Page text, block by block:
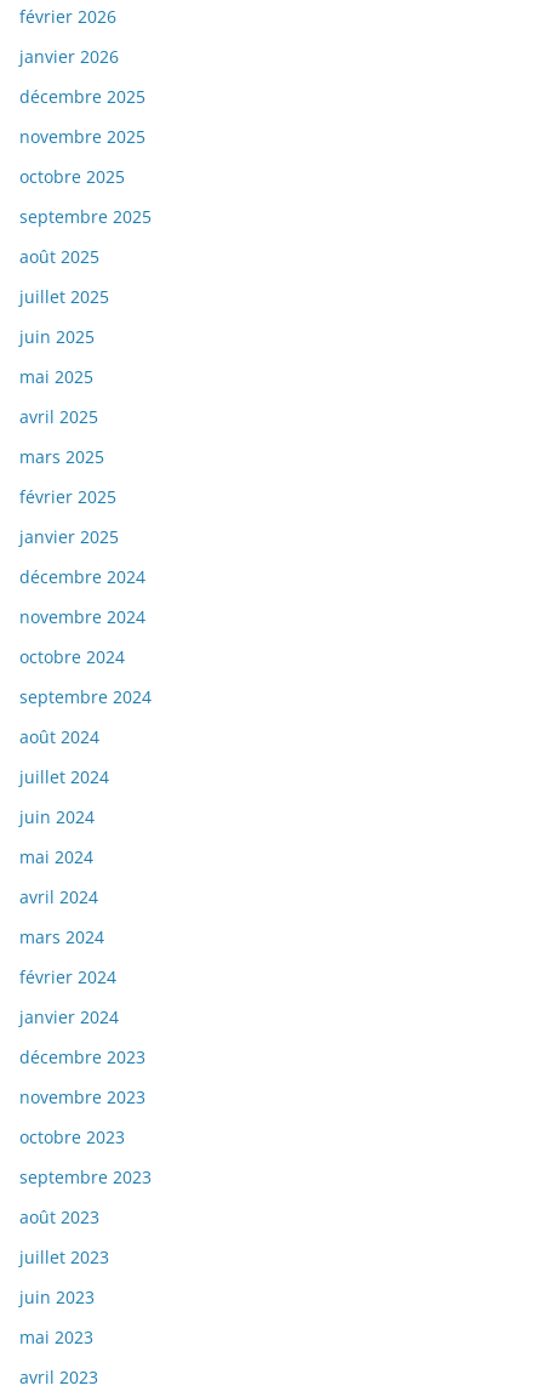
février 2026
janvier 2026
décembre 2025
novembre 2025
octobre 2025
septembre 2025
août 2025
juillet 2025
juin 2025
mai 2025
avril 2025
mars 2025
février 2025
janvier 2025
décembre 2024
novembre 2024
octobre 2024
septembre 2024
août 2024
juillet 2024
juin 2024
mai 2024
avril 2024
mars 2024
février 2024
janvier 2024
décembre 2023
novembre 2023
octobre 2023
septembre 2023
août 2023
juillet 2023
juin 2023
mai 2023
avril 2023